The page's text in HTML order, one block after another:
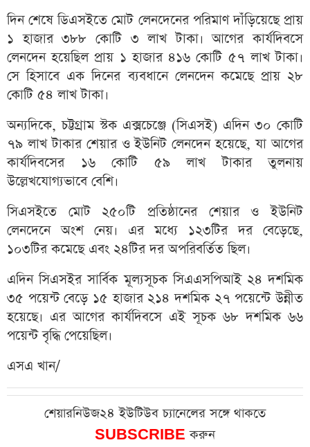
দিন শেষে ডিএসইতে মোট লেনদেনের পরিমাণ দাঁড়িয়েছে প্রায়
১ হাজার ৩৮৮ কোটি ৩ লাখ টাকা। আগের কার্যদিবসে
লেনদেন হয়েছিল প্রায় ১ হাজার ৪১৬ কোটি ৫৭ লাখ টাকা।
সে হিসাবে এক দিনের ব্যবধানে লেনদেন কমেছে প্রায় ২৮
কোটি ৫৪ লাখ টাকা।
অন্যদিকে, চট্টগ্রাম স্টক এক্সচেঞ্জে (সিএসই) এদিন ৩০ কোটি
৭৯ লাখ টাকার শেয়ার ও ইউনিট লেনদেন হয়েছে, যা আগের
কার্যদিবসের ১৬ কোটি ৫৯ লাখ টাকার তুলনায়
উল্লেখযোগ্যভাবে বেশি।
সিএসইতে মোট ২৫০টি প্রতিষ্ঠানের শেয়ার ও ইউনিট
লেনদেনে অংশ নেয়। এর মধ্যে ১২৩টির দর বেড়েছে,
১০৩টির কমেছে এবং ২৪টির দর অপরিবর্তিত ছিল।
এদিন সিএসইর সার্বিক মূল্যসূচক সিএএসপিআই ২৪ দশমিক
৩৫ পয়েন্ট বেড়ে ১৫ হাজার ২১৪ দশমিক ২৭ পয়েন্টে উন্নীত
হয়েছে। এর আগের কার্যদিবসে এই সূচক ৬৮ দশমিক ৬৬
পয়েন্ট বৃদ্ধি পেয়েছিল।
এসএ খান/
শেয়ারনিউজ২৪ ইউটিউব চ্যানেলের সঙ্গে থাকতে
SUBSCRIBEকরুন